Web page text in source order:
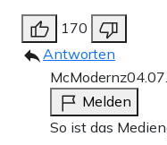
170
Antworten
McModernz
Melden
So ist das